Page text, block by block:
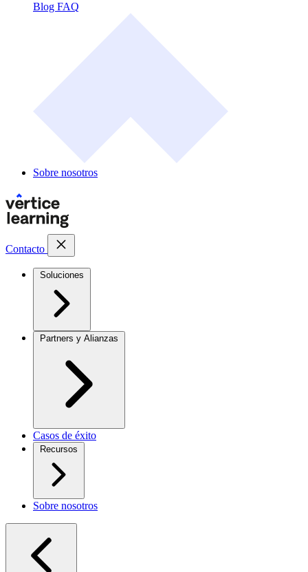
Blog FAQ
Sobre nosotros
Contacto
Soluciones
Partners y Alianzas
Casos de éxito
Recursos
Sobre nosotros